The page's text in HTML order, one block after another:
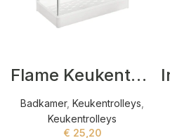
Flame Keukentrolleys Wit
Badkamer, Keukentrolleys
Keukentrolleys
€ 25,20